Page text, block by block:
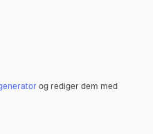
og rediger dem med